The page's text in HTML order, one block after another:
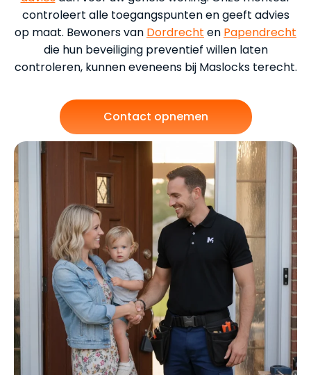
controleert alle toegangspunten en geeft advies
op maat. Bewoners van Dordrecht en Papendrecht
die hun beveiliging preventief willen laten
controleren, kunnen eveneens bij Maslocks terecht.
Contact opnemen